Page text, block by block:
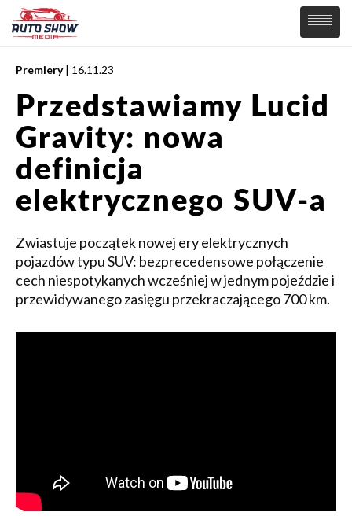
PREMIERY
SAMOCHODY
Wiadomości
Samochody Koncepcyjne
Tuning
Elektryczne
MOTORSPORT
Premiery | 16.11.23
Przedstawiamy Lucid
Gravity: nowa
definicja
elektrycznego SUV-a
Zwiastuje początek nowej ery elektrycznych
pojazdów typu SUV: bezprecedensowe połączenie
cech niespotykanych wcześniej w jednym pojeździe i
przewidywanego zasięgu przekraczającego 700 km.